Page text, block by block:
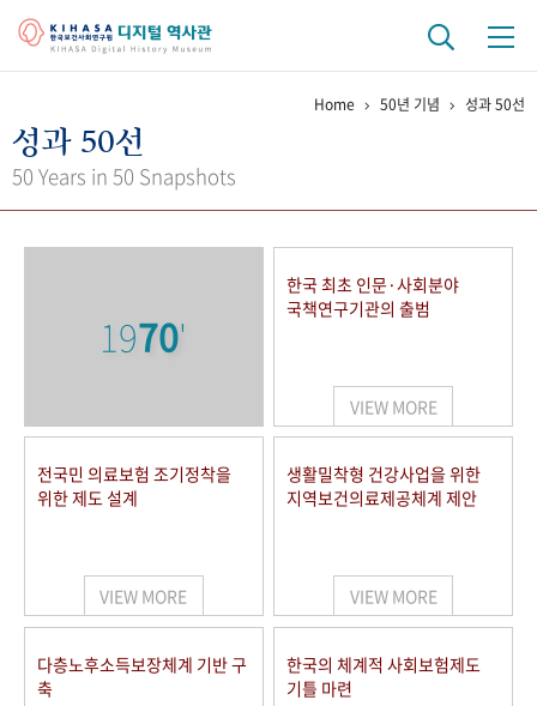
걸어온 길 기관 변천사
키워드로 보는 연구 역사
연구자들
사진 아카이브 문서 기록물 행정박물 영상 기록물
50+1 주년 기념
세계와 함께 한 KIHASA
VR 역사관
Home 50년 기념 성과 50선
성과 50선
50 Years in 50 Snapshots
1970'
한국 최초 인문·사회분야
국책연구기관의 출범
VIEW MORE
전국민 의료보험 조기정착을
위한 제도 설계
VIEW MORE
생활밀착형 건강사업을 위한
지역보건의료제공체계 제안
VIEW MORE
다층노후소득보장체계 기반 구
축
한국의 체계적 사회보험제도
기틀 마련